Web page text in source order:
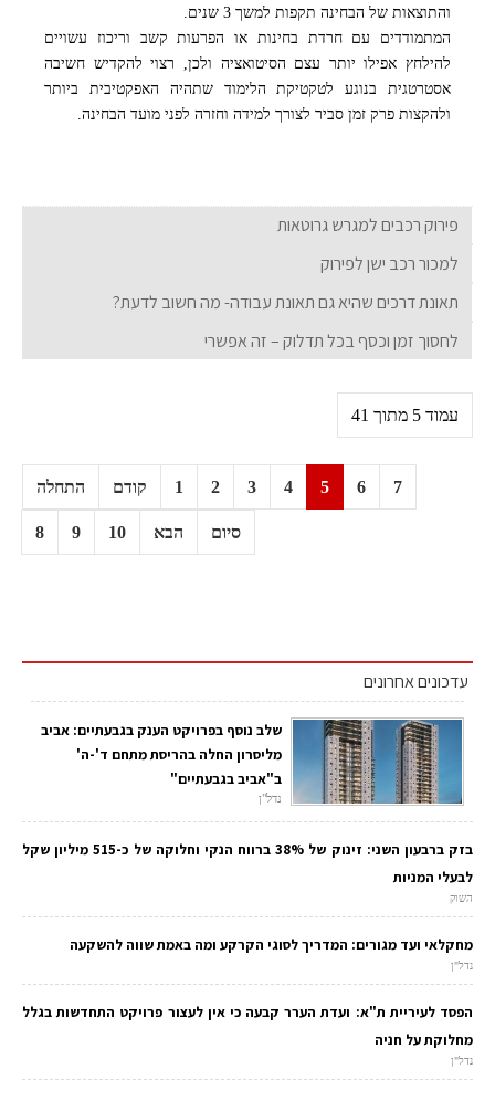
והתוצאות של הבחינה תקפות למשך 3 שנים.
המתמודדים עם חרדת בחינות או הפרעות קשב וריכוז עשויים
להילחץ אפילו יותר עצם הסיטואציה ולכן, רצוי להקדיש חשיבה
אסטרטגית בנוגע לטקטיקת הלימוד שתהיה האפקטיבית ביותר
ולהקצות פרק זמן סביר לצורך למידה וחזרה לפני מועד הבחינה.
פירוק רכבים למגרש גרוטאות
למכור רכב ישן לפירוק
תאונת דרכים שהיא גם תאונת עבודה- מה חשוב לדעת?
לחסוך זמן וכסף בכל תדלוק – זה אפשרי
עמוד 5 מתוך 41
התחלה קודם 1 2 3 4 5 6 7
8 9 10 הבא סיום
עדכונים אחרונים
שלב נוסף בפרויקט הענק בגבעתיים: אביב
מליסרון החלה בהריסת מתחם ד'-ה'
ב"אביב בגבעתיים"
נדל"ן
בזק ברבעון השני: זינוק של 38% ברווח הנקי וחלוקה של כ-515 מיליון שקל
לבעלי המניות
השוק
מחקלאי ועד מגורים: המדריך לסוגי הקרקע ומה באמת שווה להשקעה
נדל"ן
הפסד לעיריית ת"א: ועדת הערר קבעה כי אין לעצור פרויקט התחדשות בגלל
מחלוקת על חניה
נדל"ן